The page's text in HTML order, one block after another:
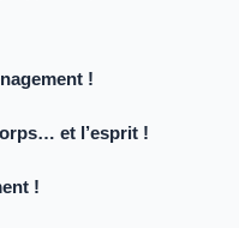
!
et l’esprit !
!